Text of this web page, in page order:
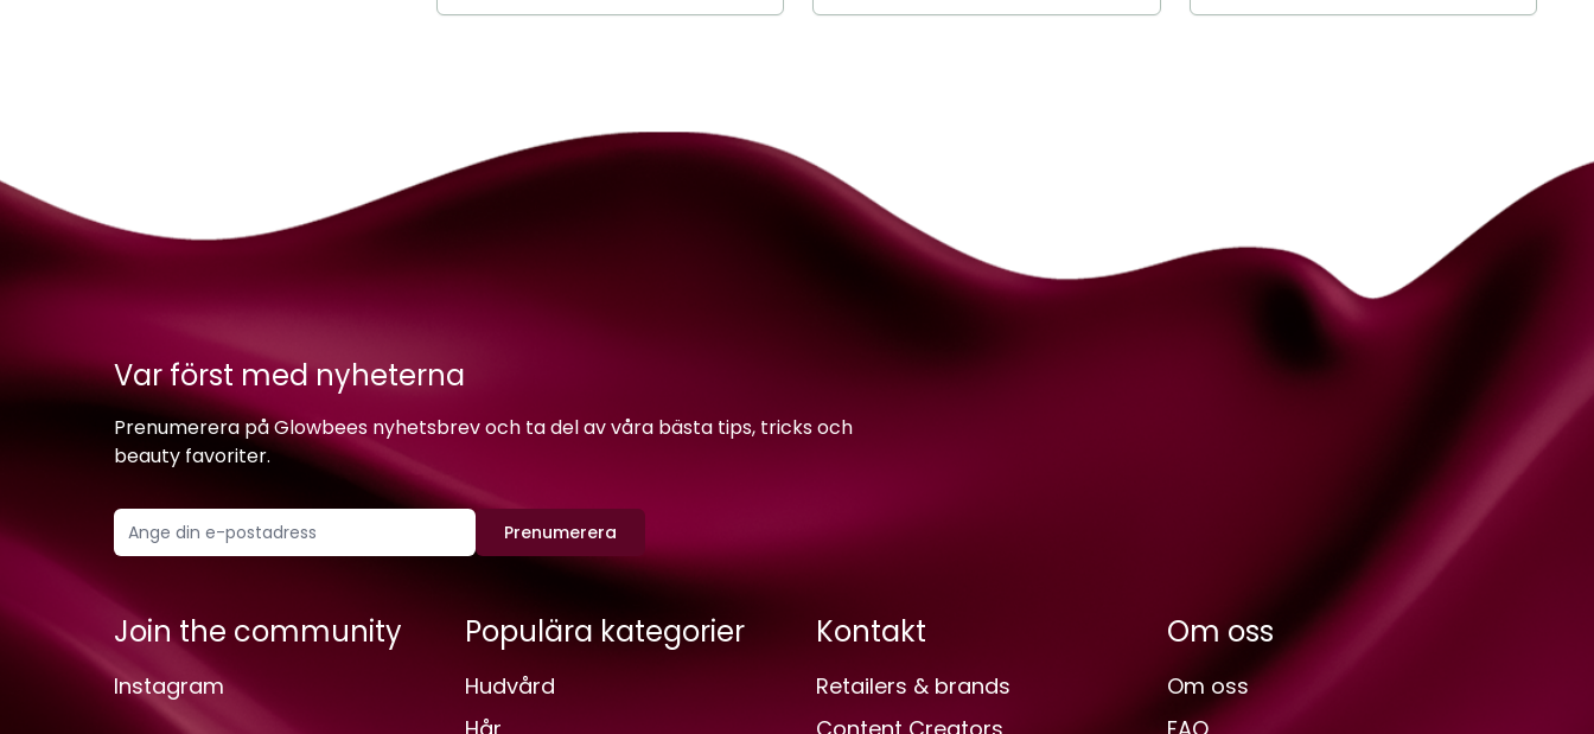
Var först med nyheterna
Prenumerera på Glowbees nyhetsbrev och ta del av våra bästa tips, tricks och
beauty favoriter.
Prenumerera
Join the community
Instagram
Populära kategorier
Hudvård
Kontakt
Retailers & brands
Om oss
Om oss